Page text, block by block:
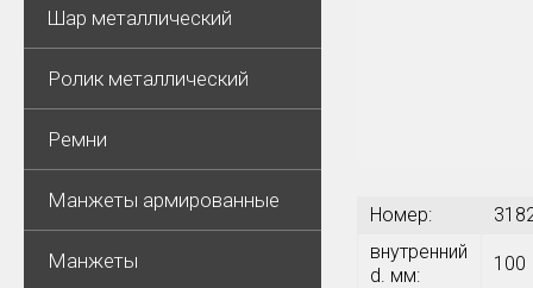
Шар металлический
Ролик металлический
Ремни
Манжеты армированные
Манжеты
Номер:
внутренний
d. мм:
100